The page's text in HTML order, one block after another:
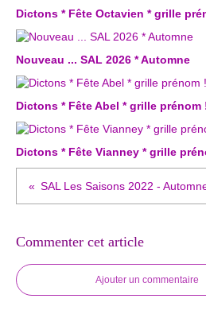
Dictons * Fête Octavien * grille
Nouveau ... SAL 2026 * Automne
Dictons * Fête Abel * grille prénom
Dictons * Fête Vianney * grille
SAL Les Saisons 2022 -
Commenter cet article
Ajouter un commentaire